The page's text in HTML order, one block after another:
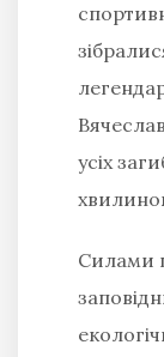
усіх
Силами